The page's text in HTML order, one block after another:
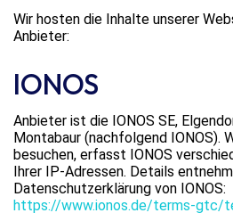
Wir hosten die Inhalte unserer
Anbieter:
IONOS
Anbieter ist die IONOS SE,
Montabaur (nachfolgend IONOS).
besuchen, erfasst IONOS
Ihrer IP-Adressen. Details
Datenschutzerklärung von IONOS:
https://www.ionos.de/terms-gtc/